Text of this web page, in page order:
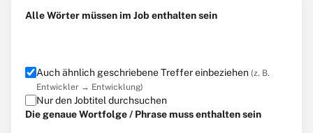
Alle Wörter müssen im Job enthalten sein
Auch ähnlich geschriebene Treffer einbeziehen (z. B.
Entwickler → Entwicklung)
Nur den Jobtitel durchsuchen
Die genaue Wortfolge / Phrase muss enthalten sein